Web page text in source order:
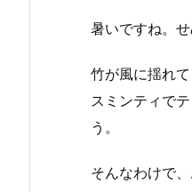
暑いですね。
竹が風に揺れ
スミンティで
う。
そんなわけで、